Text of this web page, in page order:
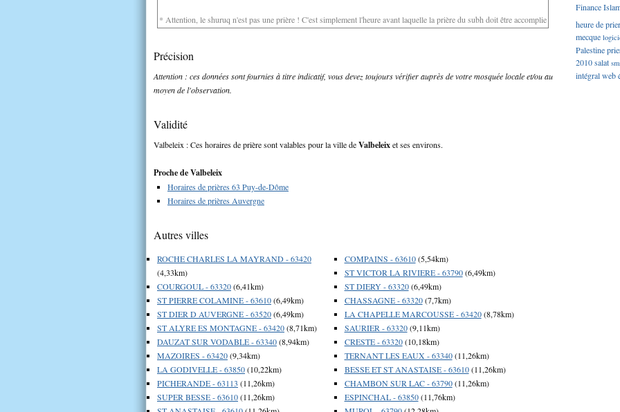
* Attention, le shuruq n'est pas une prière ! C'est simplement l'heure avant laquelle la prière du subh doit être accomplie
Précision
Attention : ces données sont fournies à titre indicatif, vous devez toujours vérifier auprès de votre mosquée locale et/ou au
moyen de l'observation.
Validité
Valbeleix : Ces horaires de prière sont valables pour la ville deValbeleixet ses environs.
Proche de Valbeleix
Horaires de prières 63 Puy-de-Dôme
Horaires de prières Auvergne
Autres villes
ROCHE CHARLES LA MAYRAND - 63420
(4,33km)
COURGOUL - 63320(6,41km)
ST PIERRE COLAMINE - 63610(6,49km)
ST DIER D AUVERGNE - 63520(6,49km)
ST ALYRE ES MONTAGNE - 63420(8,71km)
DAUZAT SUR VODABLE - 63340(8,94km)
MAZOIRES - 63420(9,34km)
LA GODIVELLE - 63850(10,22km)
PICHERANDE - 63113 (11,26km)
SUPER BESSE - 63610(11,26km)
COMPAINS - 63610(5,54km)
ST VICTOR LA RIVIERE - 63790(6,49km)
ST DIERY - 63320(6,49km)
CHASSAGNE - 63320(7,7km)
LA CHAPELLE MARCOUSSE - 63420(8,78km)
SAURIER - 63320(9,11km)
CRESTE - 63320(10,18km)
TERNANT LES EAUX - 63340(11,26km)
BESSE ET ST ANASTAISE - 63610(11,26km)
CHAMBON SUR LAC - 63790(11,26km)
ESPINCHAL - 63850(11,76km)
Finance
heure de
mecque
Palestine
2010salat
intégralweb